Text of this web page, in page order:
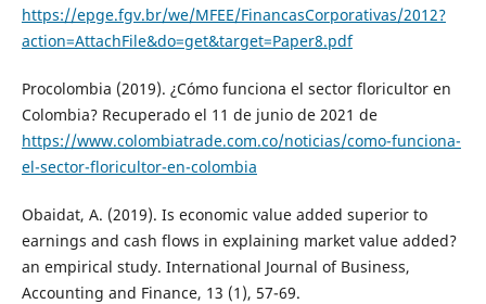
https://epge.fgv.br/we/MFEE/FinancasCorporativas/2012?
action=AttachFile&do=get&target=Paper8.pdf
Procolombia (2019). ¿Cómo funciona el sector floricultor en
Colombia? Recuperado el 11 de junio de 2021 de
https://www.colombiatrade.com.co/noticias/como-funciona-
el-sector-floricultor-en-colombia
Obaidat, A. (2019). Is economic value added superior to
earnings and cash flows in explaining market value added?
an empirical study. International Journal of Business,
Accounting and Finance, 13 (1), 57-69.